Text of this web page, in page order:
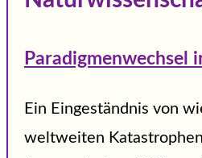
Paradigmenwechsel
Ein Eingeständnis von
weltweiten